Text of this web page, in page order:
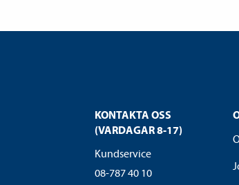
KONTAKTA OSS
(VARDAGAR 8-17)
Kundservice
08-787 40 10